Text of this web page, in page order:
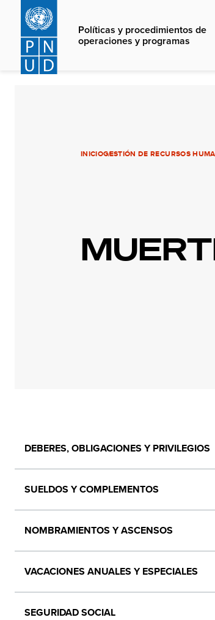
main
content
Políticas y procedimientos de
operaciones y programas
INICIOGESTIÓN DE RECURSOS
Main
navigation
DEBERES, OBLIGACIONES Y PRIVILEGIOS
SUELDOS Y COMPLEMENTOS
NOMBRAMIENTOS Y ASCENSOS
VACACIONES ANUALES Y ESPECIALES
SEGURIDAD SOCIAL